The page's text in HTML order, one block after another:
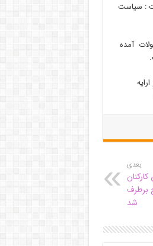
: سیاست
آمده
بعدی
برطرف
شد